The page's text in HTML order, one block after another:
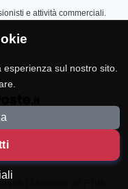
e attività commerciali.
CSS certificato Google
sul nostro sito.